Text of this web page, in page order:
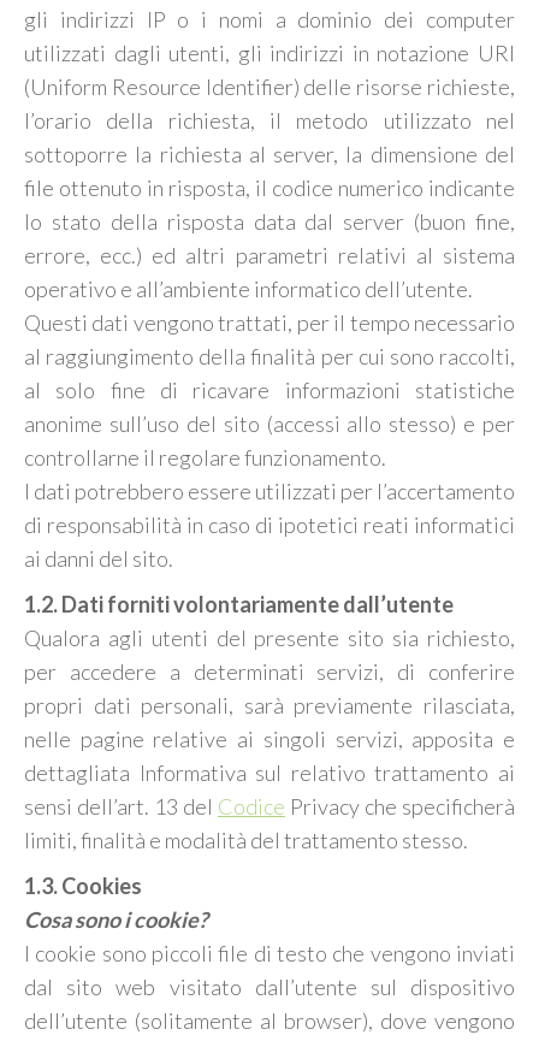
gli indirizzi IP o i nomi a dominio dei computer
utilizzati dagli utenti, gli indirizzi in notazione URI
(Uniform Resource Identifier) delle risorse richieste,
l’orario della richiesta, il metodo utilizzato nel
sottoporre la richiesta al server, la dimensione del
file ottenuto in risposta, il codice numerico indicante
lo stato della risposta data dal server (buon fine,
errore, ecc.) ed altri parametri relativi al sistema
operativo e all’ambiente informatico dell’utente.
Questi dati vengono trattati, per il tempo necessario
al raggiungimento della finalità per cui sono raccolti,
al solo fine di ricavare informazioni statistiche
anonime sull’uso del sito (accessi allo stesso) e per
controllarne il regolare funzionamento.
I dati potrebbero essere utilizzati per l’accertamento
di responsabilità in caso di ipotetici reati informatici
ai danni del sito.
1.2. Dati forniti volontariamente dall’utente
Qualora agli utenti del presente sito sia richiesto,
per accedere a determinati servizi, di conferire
propri dati personali, sarà previamente rilasciata,
nelle pagine relative ai singoli servizi, apposita e
dettagliata Informativa sul relativo trattamento ai
sensi dell’art. 13 del Codice Privacy che specificherà
limiti, finalità e modalità del trattamento stesso.
1.3. Cookies
Cosa sono i cookie?
I cookie sono piccoli file di testo che vengono inviati
dal sito web visitato dall’utente sul dispositivo
dell’utente (solitamente al browser), dove vengono